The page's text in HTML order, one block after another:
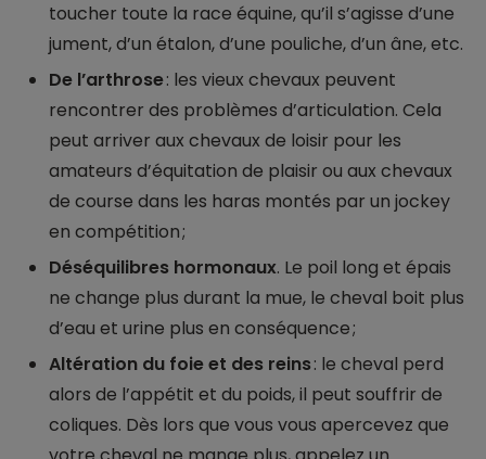
toucher toute la race équine, qu’il s’agisse d’une
jument, d’un étalon, d’une pouliche, d’un âne, etc.
De l’arthrose: les vieux chevaux peuvent
rencontrer des problèmes d’articulation. Cela
peut arriver aux chevaux de loisir pour les
amateurs d’équitation de plaisir ou aux chevaux
de course dans les haras montés par un jockey
en compétition ;
Déséquilibres hormonaux. Le poil long et épais
ne change plus durant la mue, le cheval boit plus
d’eau et urine plus en conséquence ;
Altération du foie et des reins: le cheval perd
alors de l’appétit et du poids, il peut souffrir de
coliques. Dès lors que vous vous apercevez que